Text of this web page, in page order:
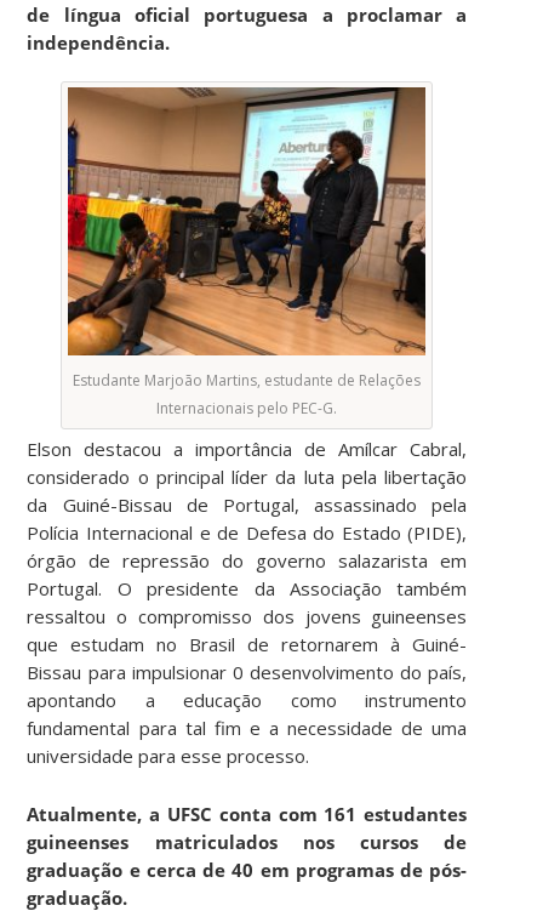
de língua oficial portuguesa a proclamar a
independência.
Estudante Marjoão Martins, estudante de Relações
Internacionais pelo PEC-G.
Elson destacou a importância de Amílcar Cabral,
considerado o principal líder da luta pela libertação
da Guiné-Bissau de Portugal, assassinado pela
Polícia Internacional e de Defesa do Estado (PIDE),
órgão de repressão do governo salazarista em
Portugal. O presidente da Associação também
ressaltou o compromisso dos jovens guineenses
que estudam no Brasil de retornarem à Guiné-
Bissau para impulsionar 0 desenvolvimento do país,
apontando a educação como instrumento
fundamental para tal fim e a necessidade de uma
universidade para esse processo.
Atualmente, a UFSC conta com 161 estudantes
guineenses matriculados nos cursos de
graduação e cerca de 40 em programas de pós-
graduação.